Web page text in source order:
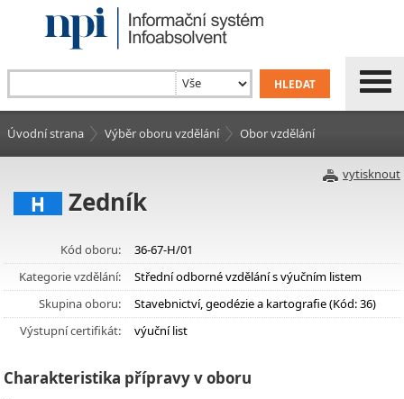
Úvodní strana Výběr oboru vzdělání Obor vzdělání
vytisknout
H Zedník
Kód oboru:
36-67-H/01
Kategorie vzdělání:
Střední odborné vzdělání s výučním listem
Skupina oboru:
Stavebnictví, geodézie a kartografie (Kód: 36)
Výstupní certifikát:
výuční list
Charakteristika přípravy v oboru